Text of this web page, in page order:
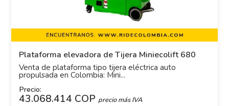
Plataforma elevadora de Tijera Miniecolift 680
Venta de plataforma tipo tijera eléctrica auto
propulsada en Colombia: Mini...
Precio:
43.068.414 COPprecio más IVA